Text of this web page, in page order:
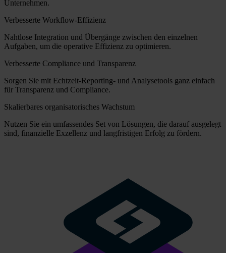
Unternehmen.
Verbesserte Workflow-Effizienz
Nahtlose Integration und Übergänge zwischen den einzelnen
Aufgaben, um die operative Effizienz zu optimieren.
Verbesserte Compliance und Transparenz
Sorgen Sie mit Echtzeit-Reporting- und Analysetools ganz einfach
für Transparenz und Compliance.
Skalierbares organisatorisches Wachstum
Nutzen Sie ein umfassendes Set von Lösungen, die darauf ausgelegt
sind, finanzielle Exzellenz und langfristigen Erfolg zu fördern.